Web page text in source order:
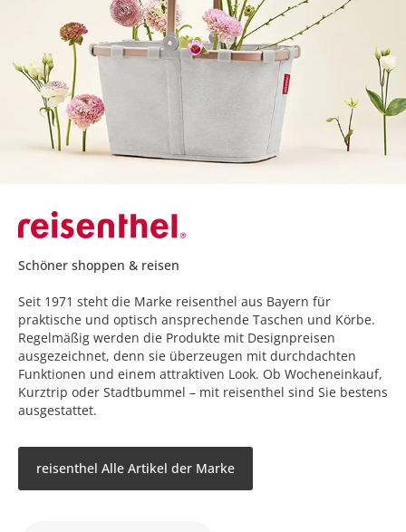
Schöner shoppen & reisen
Seit 1971 steht die Marke reisenthel aus Bayern für
praktische und optisch ansprechende Taschen und Körbe.
Regelmäßig werden die Produkte mit Designpreisen
ausgezeichnet, denn sie überzeugen mit durchdachten
Funktionen und einem attraktiven Look. Ob Wocheneinkauf,
Kurztrip oder Stadtbummel – mit reisenthel sind Sie bestens
ausgestattet.
reisenthel Alle Artikel der Marke